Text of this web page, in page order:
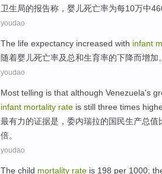
卫生局的报告称 ， 婴儿死亡率为每10万中
youdao
The life expectancy increased with infant
随着婴儿死亡率及总和生育率的下降而增加。
youdao
Most telling is that although Venezuela's
infant mortality rate is still three times
最有力的证据是 ， 委内瑞拉的国民生产总值
倍。
youdao
The child mortality rate is 198 per 1000;